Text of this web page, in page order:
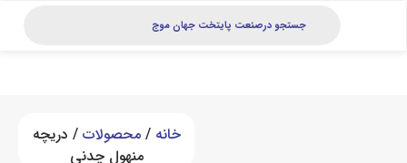
محصولات/ دریچه